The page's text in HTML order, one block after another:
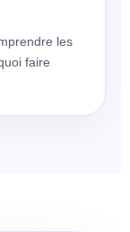
les
faire